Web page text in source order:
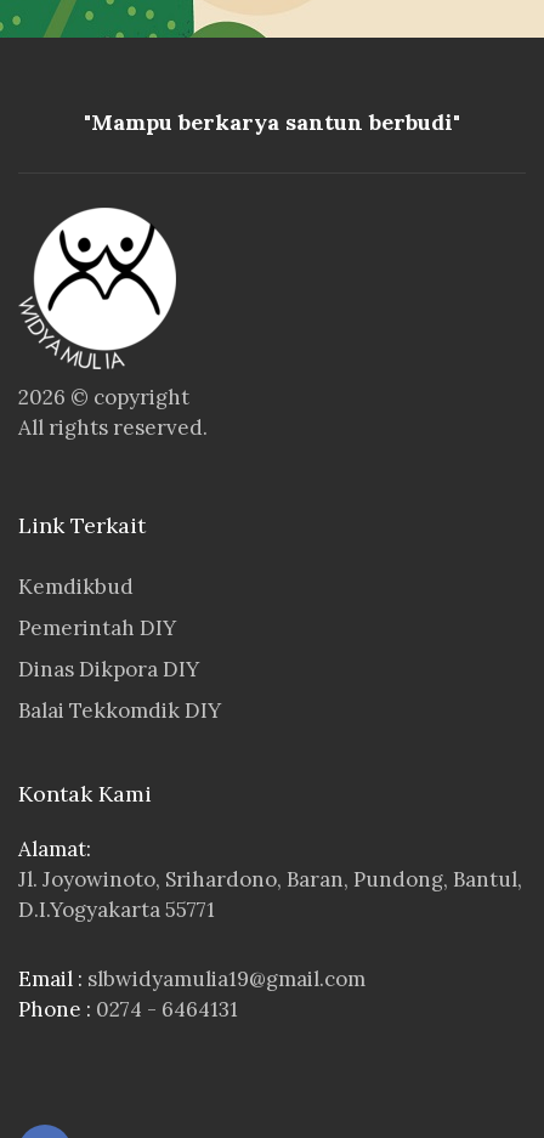
"Mampu berkarya santun berbudi"
2026 © copyright
All rights reserved.
Link Terkait
Kemdikbud
Pemerintah DIY
Dinas Dikpora DIY
Balai Tekkomdik DIY
Kontak Kami
Alamat:
Jl. Joyowinoto, Srihardono, Baran, Pundong, Bantul,
D.I.Yogyakarta 55771
Email : slbwidyamulia19@gmail.com
Phone : 0274 - 6464131